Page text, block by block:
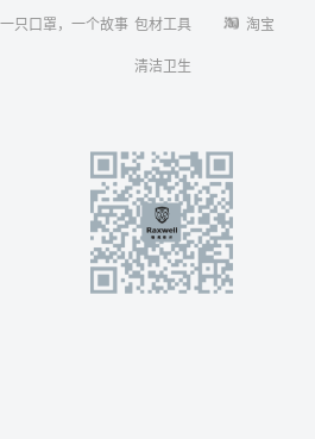
一只口罩，一个故事 包材工具
清洁卫生
淘宝